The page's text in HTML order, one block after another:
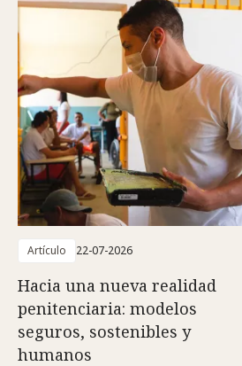
Artículo 22-07-2026
Hacia una nueva realidad
penitenciaria: modelos
seguros, sostenibles y
humanos